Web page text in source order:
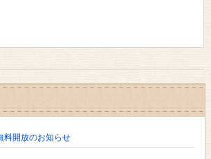
料開放のお知らせ